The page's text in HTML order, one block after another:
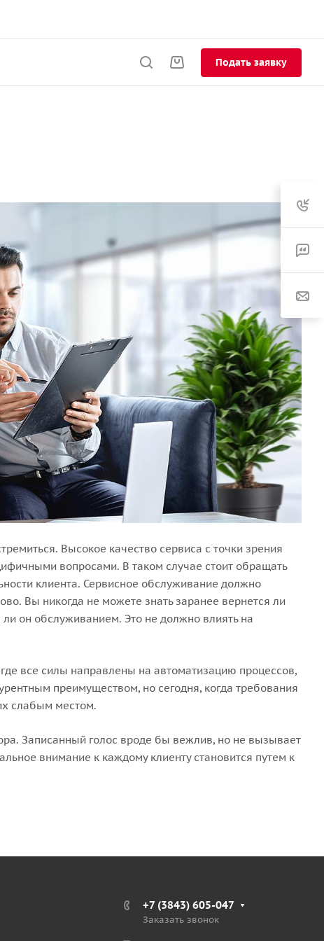
Подать заявку
Высокое качество сервиса с точки зрения
вопросами. В таком случае стоит обращать
клиента. Сервисное обслуживание должно
Вы никогда не можете знать заранее вернется ли
он обслуживанием. Это не должно влиять на
все силы направлены на автоматизацию процессов,
преимуществом, но сегодня, когда требования
слабым местом.
Записанный голос вроде бы вежлив, но не вызывает
внимание к каждому клиенту становится путем к
+7 (3843) 605-047
Заказать звонок